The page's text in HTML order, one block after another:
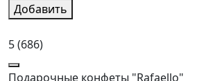
Добавить
5(686)
Подарочные конфеты "Rafaello"